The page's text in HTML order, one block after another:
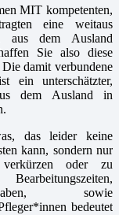
MIT kompetenten,
eine weitaus
aus dem Ausland
Sie also diese
damit verbundene
ein unterschätzter,
dem Ausland in
das leider keine
kann, sondern nur
oder zu
sowie
bedeutet